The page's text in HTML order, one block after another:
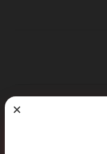
×